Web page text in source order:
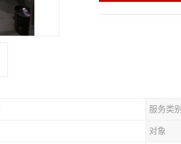
服务类别
对象